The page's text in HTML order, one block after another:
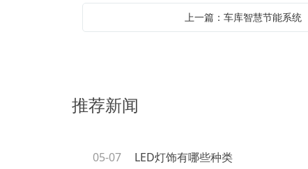
上一篇：车库智慧节能系统
推荐新闻
05-07 LED灯饰有哪些种类